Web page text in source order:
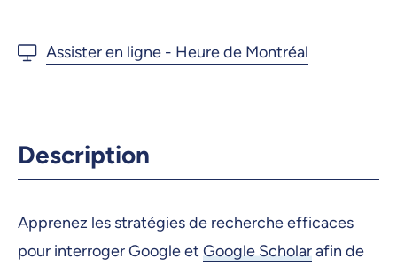
Description
Apprenez les stratégies de recherche efficaces
pour interroger Google et Google Scholarafin de